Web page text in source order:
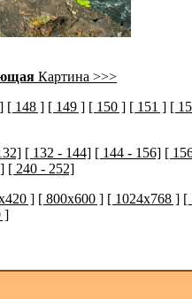
Картина >>>
[ 148 ] [ 149 ] [ 150 ] [ 151 ] [
[ 132 - 144] [ 144 - 156] [
[ 240 - 252]
] [ 800x600 ] [ 1024x768 ] [
]